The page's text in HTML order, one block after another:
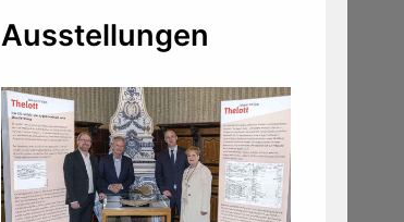
Ausstellungen